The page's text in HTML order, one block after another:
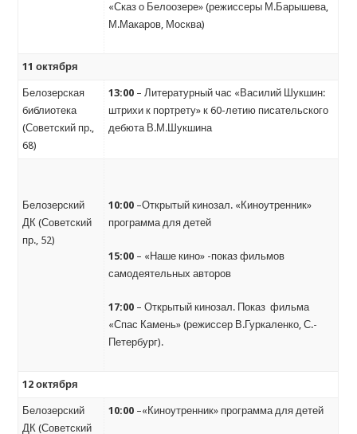
«Сказ о Белоозере» (режиссеры М.Барышева,
М.Макаров, Москва)
11 октября
Белозерская
библиотека
(Советский пр.,
68)
13:00 – Литературный час «Василий Шукшин:
штрихи к портрету» к 60-летию писательского
дебюта В.М.Шукшина
Белозерский
ДК (Советский
пр., 52)
10:00 –Открытый кинозал. «Киноутренник»
программа для детей
15:00 – «Наше кино» -показ фильмов
самодеятельных авторов
17:00 – Открытый кинозал. Показ фильма
«Спас Камень» (режиссер В.Гуркаленко, С.-
Петербург).
12 октября
Белозерский
ДК (Советский
10:00 –«Киноутренник» программа для детей